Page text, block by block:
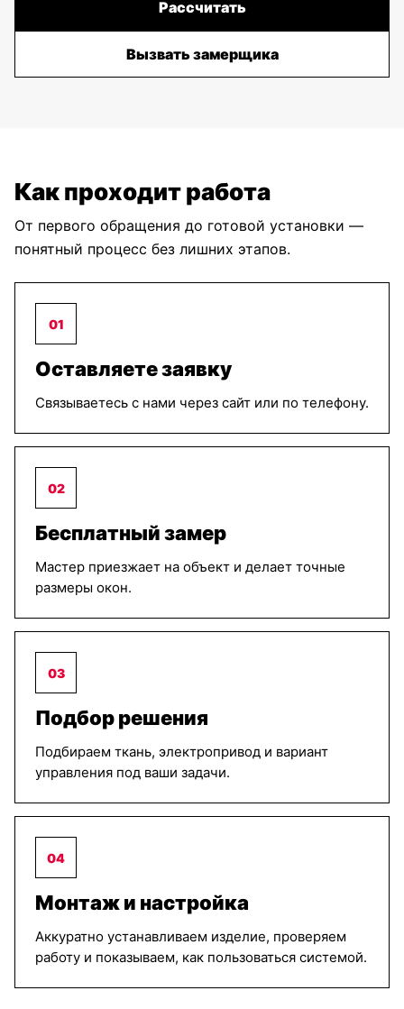
Рассчитать
Вызвать замерщика
Как проходит работа
От первого обращения до готовой установки —
понятный процесс без лишних этапов.
01
Оставляете заявку
Связываетесь с нами через сайт или по телефону.
02
Бесплатный замер
Мастер приезжает на объект и делает точные
размеры окон.
03
Подбор решения
Подбираем ткань, электропривод и вариант
управления под ваши задачи.
04
Монтаж и настройка
Аккуратно устанавливаем изделие, проверяем
работу и показываем, как пользоваться системой.